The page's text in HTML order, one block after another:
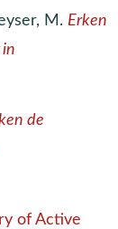
M. Erken
in
de
of Active